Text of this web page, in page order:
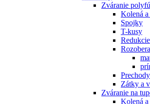
Zváranie
Kolená
Spojky
T-kusy
Redukcie
Prechody
Zátky a
Zváranie na
Kolená